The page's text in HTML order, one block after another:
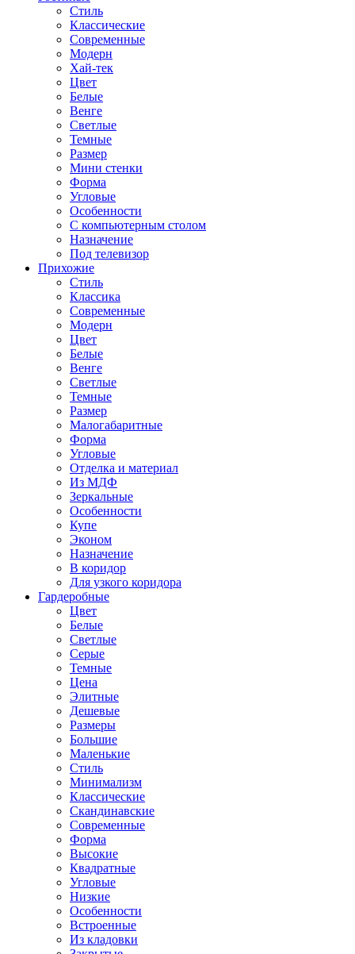
Стиль
Классические
Современные
Модерн
Хай-тек
Цвет
Белые
Венге
Светлые
Темные
Размер
Мини стенки
Форма
Угловые
Особенности
С компьютерным столом
Назначение
Под телевизор
Прихожие
Стиль
Классика
Современные
Модерн
Цвет
Белые
Венге
Светлые
Темные
Размер
Малогабаритные
Форма
Угловые
Отделка и материал
Из МДФ
Зеркальные
Особенности
Купе
Эконом
Назначение
В коридор
Для узкого коридора
Гардеробные
Цвет
Белые
Светлые
Серые
Темные
Цена
Элитные
Дешевые
Размеры
Большие
Маленькие
Стиль
Минимализм
Классические
Скандинавские
Современные
Форма
Высокие
Квадратные
Угловые
Низкие
Особенности
Встроенные
Из кладовки